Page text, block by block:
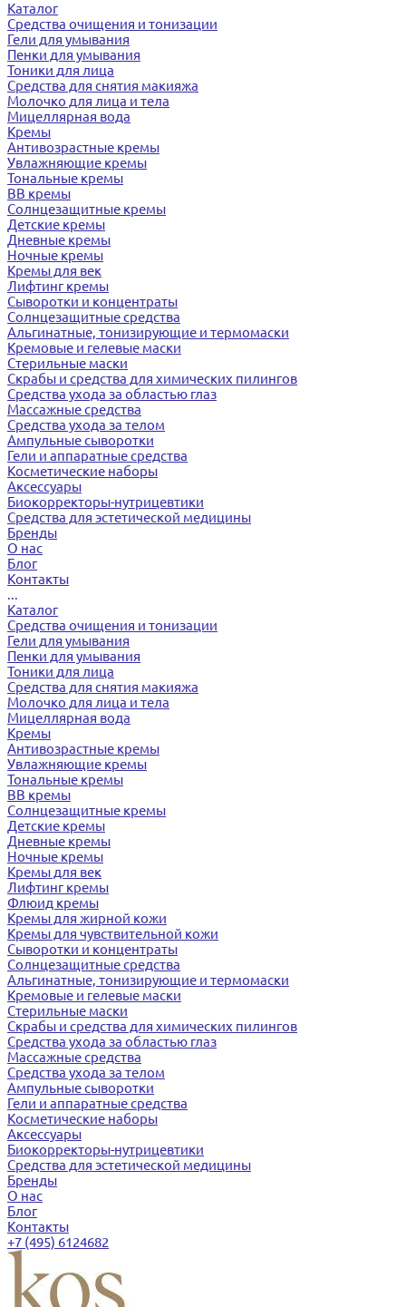
Каталог
Средства очищения и тонизации
Гели для умывания
Пенки для умывания
Тоники для лица
Средства для снятия макияжа
Молочко для лица и тела
Мицеллярная вода
Кремы
Антивозрастные кремы
Увлажняющие кремы
Тональные кремы
BB кремы
Солнцезащитные кремы
Детские кремы
Дневные кремы
Ночные кремы
Кремы для век
Лифтинг кремы
Сыворотки и концентраты
Солнцезащитные средства
Альгинатные, тонизирующие и термомаски
Кремовые и гелевые маски
Стерильные маски
Скрабы и средства для химических пилингов
Средства ухода за областью глаз
Массажные средства
Средства ухода за телом
Ампульные сыворотки
Гели и аппаратные средства
Косметические наборы
Аксессуары
Биокорректоры-нутрицевтики
Средства для эстетической медицины
Бренды
О нас
Блог
Контакты
...
Каталог
Средства очищения и тонизации
Гели для умывания
Пенки для умывания
Тоники для лица
Средства для снятия макияжа
Молочко для лица и тела
Мицеллярная вода
Кремы
Антивозрастные кремы
Увлажняющие кремы
Тональные кремы
BB кремы
Солнцезащитные кремы
Детские кремы
Дневные кремы
Ночные кремы
Кремы для век
Лифтинг кремы
Флюид кремы
Кремы для жирной кожи
Кремы для чувствительной кожи
Сыворотки и концентраты
Солнцезащитные средства
Альгинатные, тонизирующие и термомаски
Кремовые и гелевые маски
Стерильные маски
Скрабы и средства для химических пилингов
Средства ухода за областью глаз
Массажные средства
Средства ухода за телом
Ампульные сыворотки
Гели и аппаратные средства
Косметические наборы
Аксессуары
Биокорректоры-нутрицевтики
Средства для эстетической медицины
Бренды
О нас
Блог
Контакты
+7 (495) 6124682